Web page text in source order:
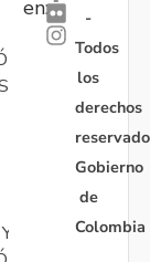
en:
-
Todos
los
derechos
Gobierno
de
Colombia